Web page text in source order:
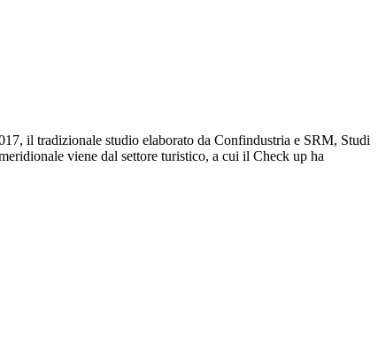
il tradizionale studio elaborato da Confindustria e SRM, Studi
viene dal settore turistico, a cui il Check up ha